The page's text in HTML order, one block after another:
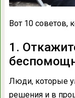
Вот 10 советов,
1.
Люди, которые
решения и в